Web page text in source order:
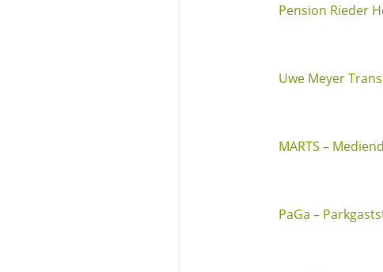
Pension Rieder
Uwe Meyer
MARTS –
PaGa –